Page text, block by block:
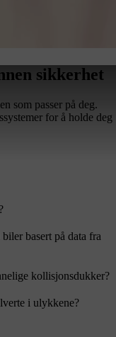
sikkerhet
som passer på deg.
for å holde deg
basert på data fra
kollisjonsdukker?
i ulykkene?